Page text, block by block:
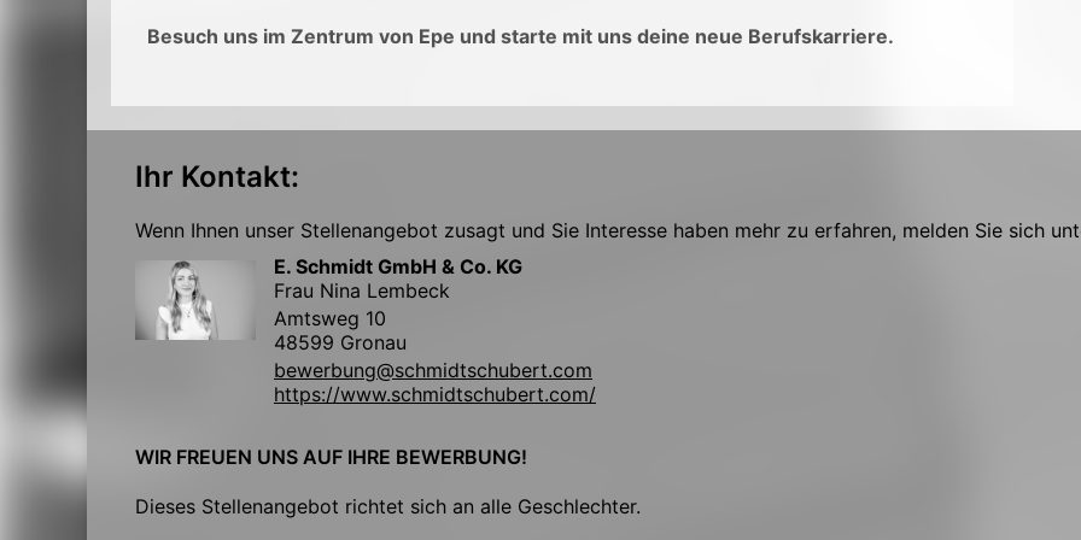
Besuch uns im Zentrum von Epe und starte mit uns deine neue Berufskarriere.
Ihr Kontakt:
Wenn Ihnen unser Stellenangebot zusagt und Sie Interesse haben mehr zu erfahren, melden Sie sich
E. Schmidt GmbH & Co. KG
Frau Nina Lembeck
Amtsweg 10
48599 Gronau
bewerbung@schmidtschubert.com
https://www.schmidtschubert.com/
WIR FREUEN UNS AUF IHRE BEWERBUNG!
Dieses Stellenangebot richtet sich an alle Geschlechter.